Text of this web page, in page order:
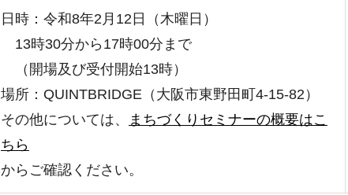
日時：令和8年2月12日（木曜日）
13時30分から17時00分まで
（開場及び受付開始13時）
場所：QUINTBRIDGE（大阪市東野田町4-15-82）
その他については、
まちづくりセミナーの概要はこ
ちら
からご確認ください。